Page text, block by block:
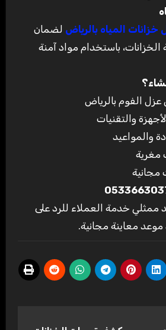
خزانات المياه بالرياض لضمان
الخزانات، باستخدام مواد آمنة
الفوم بالرياض
والتقنيات
والمواعيد
مجانية
خدمة العملاء للرد على
معاينة مجانية.